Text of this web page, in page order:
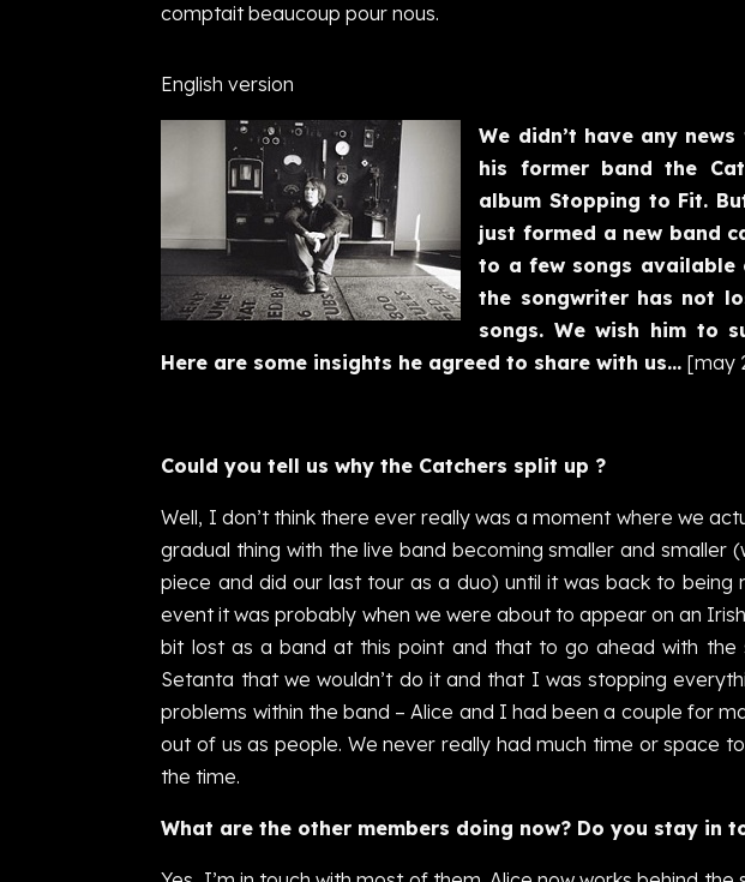
comptait beaucoup pour nous.
English version
We didn’t have any
his former band the
album Stopping to Fit.
just formed a new band
to a few songs available
the songwriter has not
songs. We wish him to
Here are some insights he agreed to share with us… [may
Could you tell us why the Catchers split up ?
Well, I don’t think there ever really was a moment where we
gradual thing with the live band becoming smaller and smaller
piece and did our last tour as a duo) until it was back to
event it was probably when we were about to appear on an
bit lost as a band at this point and that to go ahead with
Setanta that we wouldn’t do it and that I was stopping
problems within the band – Alice and I had been a couple for
out of us as people. We never really had much time or space
the time.
What are the other members doing now? Do you stay in